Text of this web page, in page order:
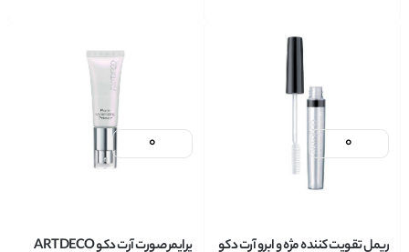
ريمل تقويت کننده مژه و ابرو آرت دکو
پرايمر صورت آرت دکو ARTDECO